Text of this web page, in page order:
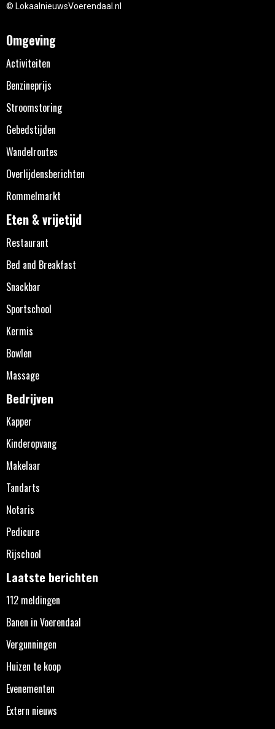
© LokaalnieuwsVoerendaal.nl
Omgeving
Activiteiten
Benzineprijs
Stroomstoring
Gebedstijden
Wandelroutes
Overlijdensberichten
Rommelmarkt
Eten & vrijetijd
Restaurant
Bed and Breakfast
Snackbar
Sportschool
Kermis
Bowlen
Massage
Bedrijven
Kapper
Kinderopvang
Makelaar
Tandarts
Notaris
Pedicure
Rijschool
Laatste berichten
112 meldingen
Banen in Voerendaal
Vergunningen
Huizen te koop
Evenementen
Extern nieuws